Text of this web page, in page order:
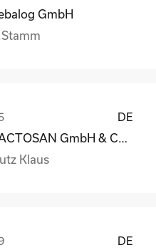
GmbH
DE
LACTOSAN GmbH & Co. KG
Klaus
DE